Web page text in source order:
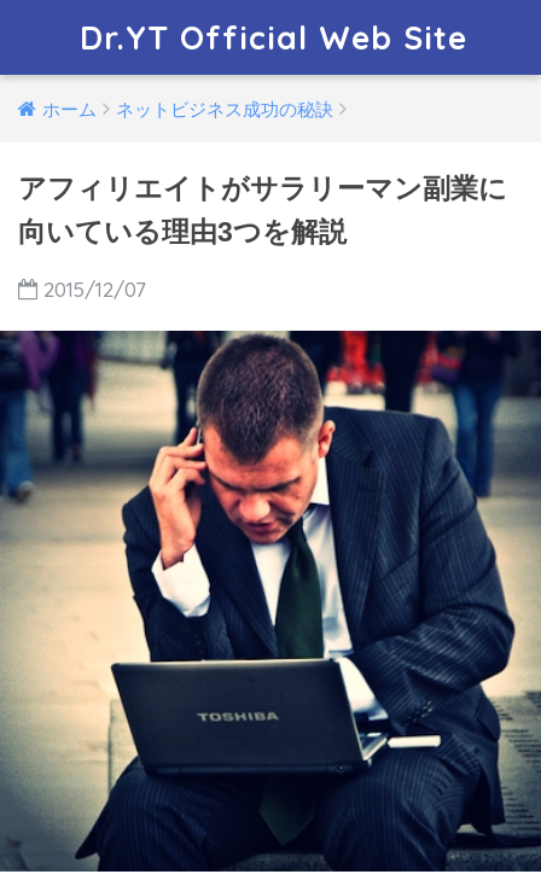
Dr.YT Official Web Site
ホーム ネットビジネス成功の秘訣
アフィリエイトがサラリーマン副業に
向いている理由3つを解説
2015/12/07